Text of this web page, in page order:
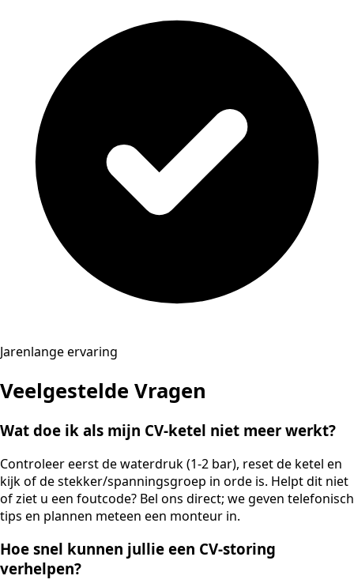
Jarenlange ervaring
Veelgestelde Vragen
Wat doe ik als mijn CV-ketel niet meer werkt?
Controleer eerst de waterdruk (1-2 bar), reset de ketel en
kijk of de stekker/spanningsgroep in orde is. Helpt dit niet
of ziet u een foutcode? Bel ons direct; we geven telefonisch
tips en plannen meteen een monteur in.
Hoe snel kunnen jullie een CV-storing
verhelpen?